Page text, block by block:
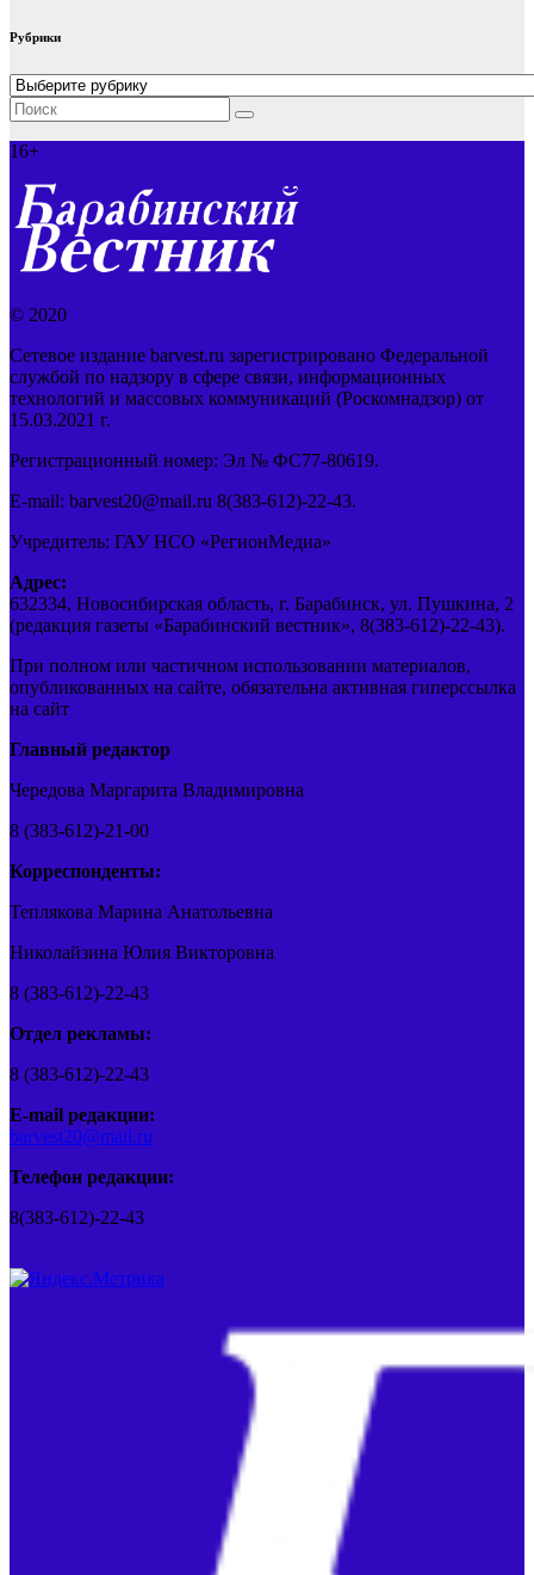
Рубрики
Рубрики
16+
© 2020
Сетевое издание barvest.ru зарегистрировано Федеральной
службой по надзору в сфере связи, информационных
технологий и массовых коммуникаций (Роскомнадзор) от
15.03.2021 г.
Регистрационный номер: Эл № ФС77-80619.
E-mail: barvest20@mail.ru 8(383-612)-22-43.
Учредитель: ГАУ НСО «РегионМедиа»
Адрес:
632334, Новосибирская область, г. Барабинск, ул. Пушкина, 2
(редакция газеты «Барабинский вестник», 8(383-612)-22-43).
При полном или частичном использовании материалов,
опубликованных на сайте, обязательна активная гиперссылка
на сайт
Главный редактор
Чередова Маргарита Владимировна
8 (383-612)-21-00
Корреспонденты:
Теплякова Марина Анатольевна
Николайзина Юлия Викторовна
8 (383-612)-22-43
Отдел рекламы:
8 (383-612)-22-43
E-mail редакции:
barvest20@mail.ru
Телефон редакции:
8(383-612)-22-43